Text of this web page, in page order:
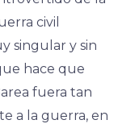
civil
singular y sin
hace que
fuera tan
a la guerra, en